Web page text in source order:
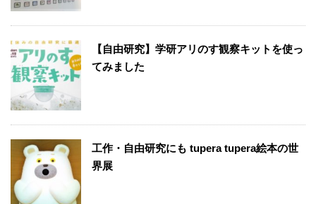
【自由研究】学研アリのす観察キットを使っ
てみました
工作・自由研究にも tupera tupera絵本の世
界展